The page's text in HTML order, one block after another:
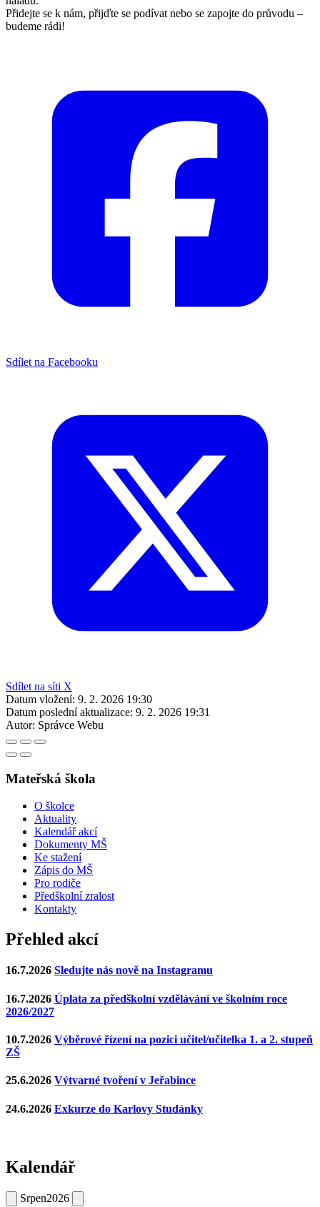
Přidejte se k nám, přijďte se podívat nebo se zapojte do průvodu –
budeme rádi!
Sdílet na Facebooku
Sdílet na síti X
Datum vložení: 9. 2. 2026 19:30
Datum poslední aktualizace: 9. 2. 2026 19:31
Autor: Správce Webu
Mateřská škola
O školce
Aktuality
Kalendář akcí
Dokumenty MŠ
Ke stažení
Zápis do MŠ
Pro rodiče
Předškolní zralost
Kontakty
Přehled akcí
16.7.2026 Sledujte nás nově na Instagramu
16.7.2026 Úplata za předškolní vzdělávání ve školním roce
2026/2027
10.7.2026 Výběrové řízení na pozici učitel/učitelka 1. a 2. stupeň
ZŠ
25.6.2026 Výtvarné tvoření v Jeřabince
24.6.2026 Exkurze do Karlovy Studánky
Kalendář
Srpen2026